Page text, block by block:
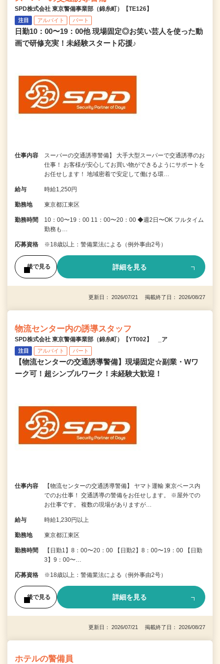
SPD株式会社 東京警備事業部（錦糸町）【TE126】
注目 アルバイト パート
日勤10：00〜19：00他 現場固定◎お笑い芸人を使った動
画で研修充実！未経験スタート応援♪
仕事内容
スーパーの交通誘導警備】 大手大型スーパーで交通誘導のお
仕事！ お客様が安心してお買い物ができるようにサポートを
お任せします！ 地域密着で安定して働ける環…
給与 時給1,250円
勤務地 東京都江東区
勤務時間
10：00〜19：00 11：00〜20：00 ◆週2日〜OK フルタイム
勤務も…
応募資格 ※18歳以上：警備業法による（例外事由2号）
後で見る 詳細を見る
更新日： 2026/07/21 掲載終了日： 2026/08/27
物流センター内の誘導スタッフ
SPD株式会社 東京警備事業部（錦糸町）【YT002】 _ア
注目 アルバイト パート
【物流センターの交通誘導警備】現場固定☆副業・Wワ
ーク可！超シンプルワーク！未経験大歓迎！
仕事内容
【物流センターの交通誘導警備】 ヤマト運輸 東京ベース内
でのお仕事！ 交通誘導の警備をお任せします。 ※屋外での
お仕事です。 複数の現場がありますが…
給与 時給1,230円以上
勤務地 東京都江東区
勤務時間
【日勤1】8：00〜20：00 【日勤2】8：00〜19：00 【日勤
3】9：00〜…
応募資格 ※18歳以上：警備業法による（例外事由2号）
後で見る 詳細を見る
更新日： 2026/07/21 掲載終了日： 2026/08/27
ホテルの警備員